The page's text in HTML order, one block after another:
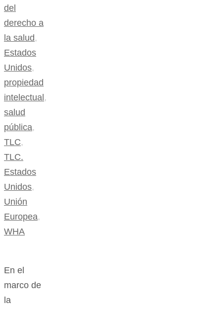
del
derecho a
la salud,
Estados
Unidos,
propiedad
intelectual,
salud
pública,
TLC,
TLC.
Estados
Unidos,
Unión
Europea,
WHA
En el
marco de
la